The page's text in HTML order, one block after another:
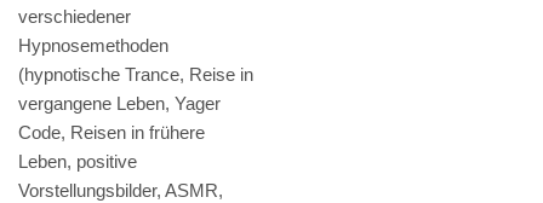
verschiedener
Hypnosemethoden
(hypnotische Trance, Reise in
vergangene Leben, Yager
Code, Reisen in frühere
Leben, positive
Vorstellungsbilder, ASMR,